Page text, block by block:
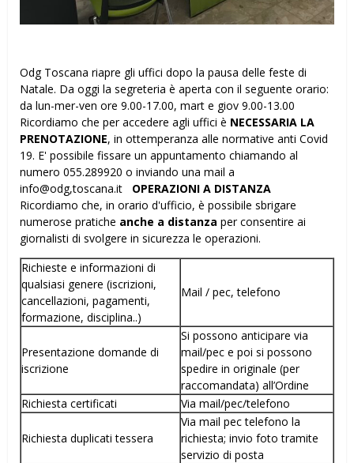
Odg Toscana riapre gli uffici dopo la pausa delle feste di
Natale. Da oggi la segreteria è aperta con il seguente orario:
da lun-mer-ven ore 9.00-17.00, mart e giov 9.00-13.00
Ricordiamo che per accedere agli uffici è NECESSARIA LA
PRENOTAZIONE, in ottemperanza alle normative anti Covid
19. E' possibile fissare un appuntamento chiamando al
numero 055.289920 o inviando una mail a
info@odg,toscana.it OPERAZIONI A DISTANZA
Ricordiamo che, in orario d'ufficio, è possibile sbrigare
numerose pratiche anche a distanza per consentire ai
giornalisti di svolgere in sicurezza le operazioni.
Richieste e informazioni di
qualsiasi genere (iscrizioni,
cancellazioni, pagamenti,
formazione, disciplina..)
Mail / pec, telefono
Presentazione domande di
iscrizione
Si possono anticipare via
mail/pec e poi si possono
spedire in originale (per
raccomandata) all’Ordine
Richiesta certificati
Via mail/pec/telefono
Richiesta duplicati tessera
Via mail pec telefono la
richiesta; invio foto tramite
servizio di posta